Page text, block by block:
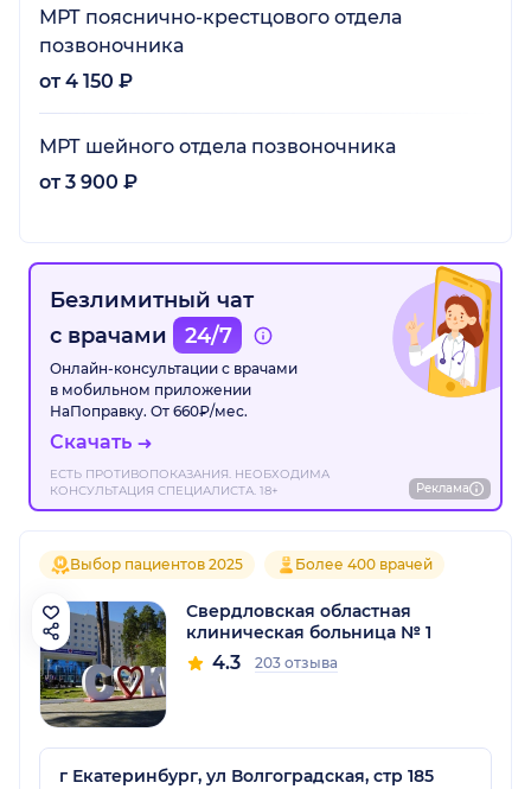
МРТ пояснично-крестцового отдела
позвоночника
от 4 150 ₽
МРТ шейного отдела позвоночника
от 3 900 ₽
Безлимитный чат
с врачами
24/7
Онлайн-консультации с врачами
в мобильном приложении
НаПоправку. От 660₽/мес.
Скачать
ЕСТЬ ПРОТИВОПОКАЗАНИЯ. НЕОБХОДИМА
КОНСУЛЬТАЦИЯ СПЕЦИАЛИСТА. 18+
Реклама
Выбор пациентов 2025 Более 400 врачей
Свердловская областная
клиническая больница № 1
4.3 203 отзыва
г Екатеринбург, ул Волгоградская, стр 185